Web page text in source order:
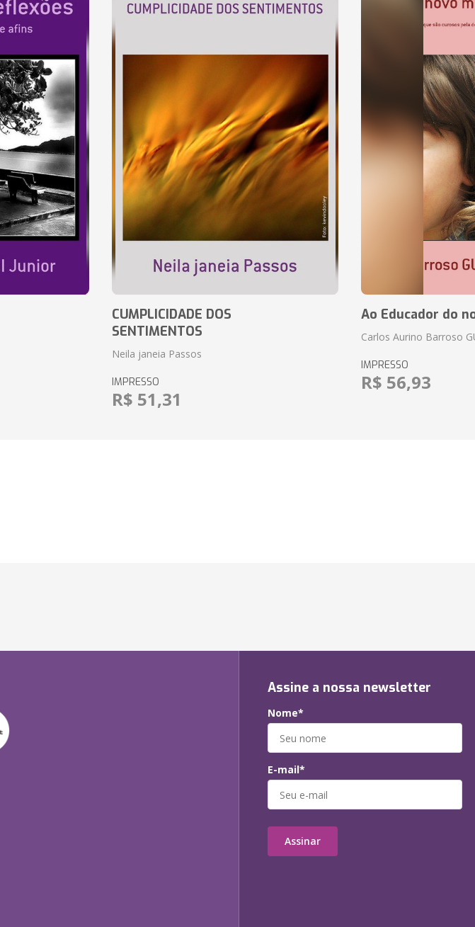
CUMPLICIDADE DOS
SENTIMENTOS
Neila janeia Passos
IMPRESSO
R$ 51,31
Ao Educador do
Carlos Aurino Barroso
IMPRESSO
R$ 56,93
Assine a nossa newsletter
Nome*
E-mail*
Assinar